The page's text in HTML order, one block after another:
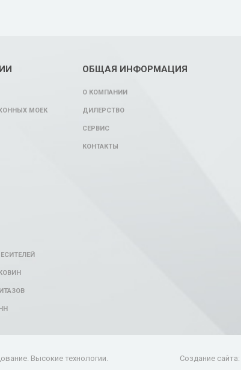
МОЕК
ОБЩАЯ ИНФОРМАЦИЯ
О КОМПАНИИ
ДИЛЕРСТВО
СЕРВИС
КОНТАКТЫ
Высокие технологии. Создание сайта: